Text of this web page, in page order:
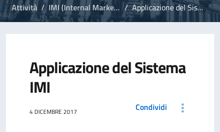
Attività IMI (Internal Market Information) Applicazione del Sistema IMI
Applicazione del Sistema
IMI
4 DICEMBRE 2017 Condividi